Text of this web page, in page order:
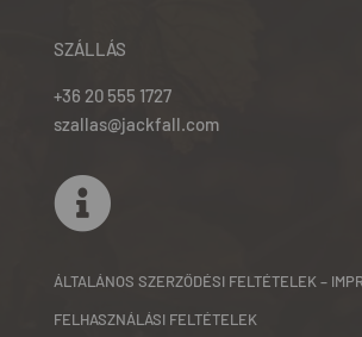
SZÁLLÁS
+36 20 555 1727
szallas@jackfall.com

ÁLTALÁNOS SZERZŐDÉSI FELTÉTELEK –
FELHASZNÁLÁSI FELTÉTELEK